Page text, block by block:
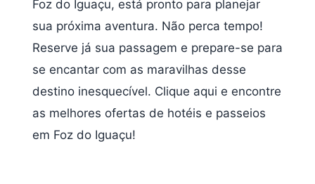
Foz do Iguaçu, está pronto para planejar
sua próxima aventura. Não perca tempo!
Reserve já sua passagem e prepare-se para
se encantar com as maravilhas desse
destino inesquecível. Clique aqui e encontre
as melhores ofertas de hotéis e passeios
em Foz do Iguaçu!